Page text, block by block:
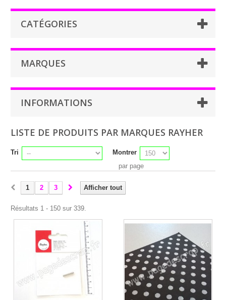
CATÉGORIES
MARQUES
INFORMATIONS
LISTE DE PRODUITS PAR MARQUES RAYHER
Tri
Montrer
par page
Afficher tout
1 2 3
Résultats 1 - 150 sur 339.